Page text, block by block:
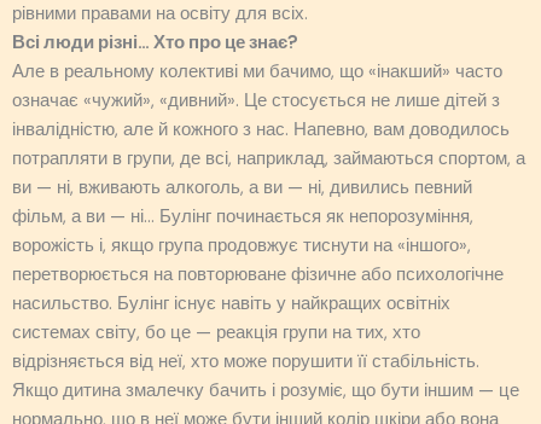
рівними правами на освіту для всіх.
Всі люди різні… Хто про це знає?
Але в реальному колективі ми бачимо, що «інакший» часто
означає «чужий», «дивний». Це стосується не лише дітей з
інвалідністю, але й кожного з нас. Напевно, вам доводилось
потрапляти в групи, де всі, наприклад, займаються спортом, а
ви — ні, вживають алкоголь, а ви — ні, дивились певний
фільм, а ви — ні… Булінг починається як непорозуміння,
ворожість і, якщо група продовжує тиснути на «іншого»,
перетворюється на повторюване фізичне або психологічне
насильство. Булінг існує навіть у найкращих освітніх
системах світу, бо це — реакція групи на тих, хто
відрізняється від неї, хто може порушити її стабільність.
Якщо дитина змалечку бачить і розуміє, що бути іншим — це